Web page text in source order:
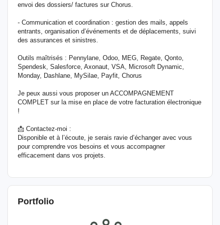
envoi des dossiers/ factures sur Chorus.
- Communication et coordination : gestion des mails, appels
entrants, organisation d’événements et de déplacements, suivi
des assurances et sinistres.
Outils maîtrisés : Pennylane, Odoo, MEG, Regate, Qonto,
Spendesk, Salesforce, Axonaut, VSA, Microsoft Dynamic,
Monday, Dashlane, MySilae, Payfit, Chorus
Je peux aussi vous proposer un ACCOMPAGNEMENT
COMPLET sur la mise en place de votre facturation électronique
!
📩 Contactez-moi :
Disponible et à l’écoute, je serais ravie d’échanger avec vous
pour comprendre vos besoins et vous accompagner
efficacement dans vos projets.
Portfolio